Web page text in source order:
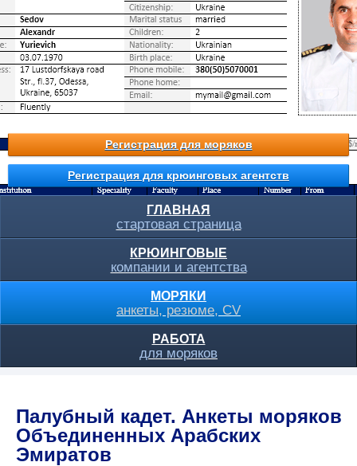
Регистрация для моряков
Регистрация для крюинговых агентств
ГЛАВНАЯ
стартовая страница
КРЮИНГОВЫЕ
компании и агентства
МОРЯКИ
анкеты, резюме, CV
РАБОТА
для моряков
Палубный кадет. Анкеты моряков
Объединенных Арабских
Эмиратов